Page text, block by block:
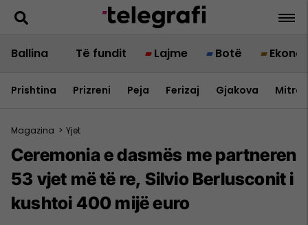
Ballina Të fundit Lajme Botë
Prishtina Prizreni Peja Ferizaj Gjakova
Magazina > Yjet
Ceremonia e dasmës me partneren
53 vjet më të re, Silvio Berlusconit i
kushtoi 400 mijë euro